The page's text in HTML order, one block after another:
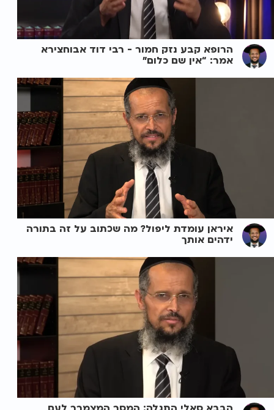
הרופא קבע נזק חמור - רבי דוד אבוחצירא
אמר: “אין שם כלום”
איראן עומדת ליפול? מה שכתוב על זה בתורה
ידהים אותך